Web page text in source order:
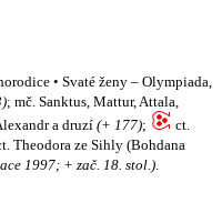
• Svaté ženy – Olympiada,
; mč. Sanktus, Mattur, Attala,
a druzí (+ 177);
ct.
Theodora ze Sihly (Bohdana
1997; + zač. 18. stol.).